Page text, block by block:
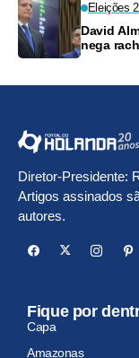
Eleições
David
nega
Diretor-Presidente:
Artigos assinados
autores.
Fique por
Capa
Amazonas